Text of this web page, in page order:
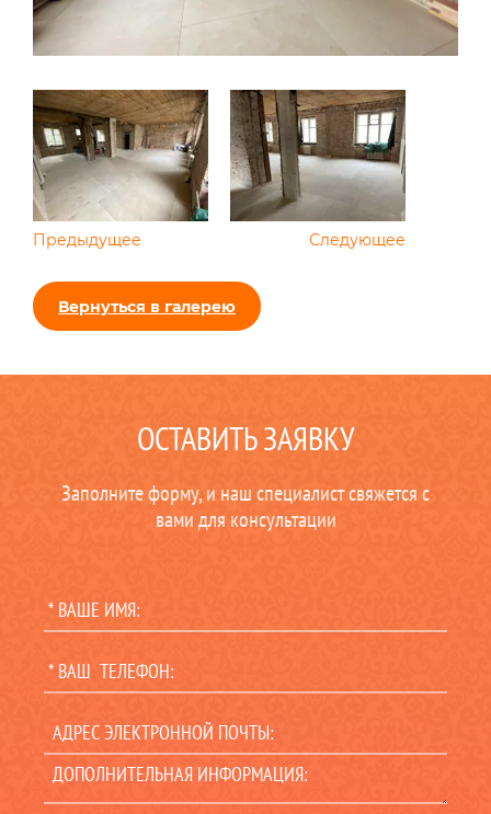
Предыдущее Следующее
Вернуться в галерею
ОСТАВИТЬ ЗАЯВКУ
Заполните форму, и наш специалист свяжется с
вами для консультации